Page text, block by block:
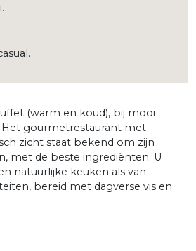
(warm en koud), bij mooi
gourmetrestaurant met
zicht staat bekend om zijn
met de beste ingrediënten. U
natuurlijke keuken als van
bereid met dagverse vis en